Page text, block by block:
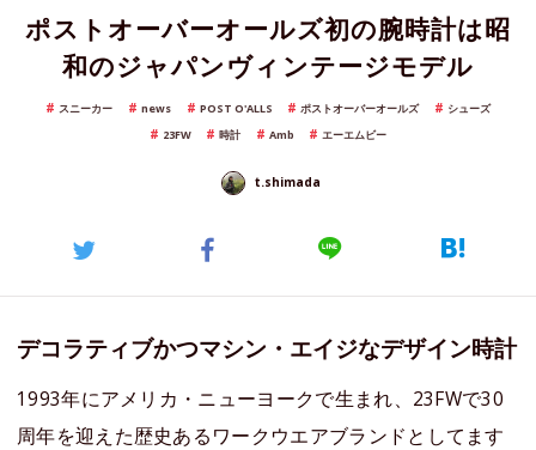
ポストオーバーオールズ初の腕時計は昭
和のジャパンヴィンテージモデル
スニーカー news POST O'ALLS ポストオーバーオールズ
シューズ
23FW
時計 Amb エーエムビー
t.shimada
デコラティブかつマシン・エイジなデザイン時計
1993年にアメリカ・ニューヨークで生まれ、23FWで30
周年を迎えた歴史あるワークウエアブランドとしてます